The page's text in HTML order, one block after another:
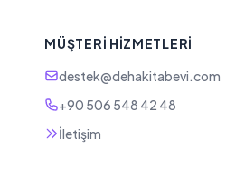
MÜŞTERI HIZMETLERI
destek@dehakitabevi.com
+90 506 548 42 48
İletişim